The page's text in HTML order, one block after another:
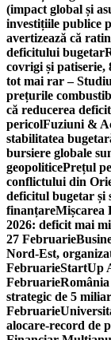
(impact global și
investițiile publice
avertizează că
deficitului bugetar
covrigi și patiserie,
tot mai rar – Studiu
prețurile
că reducerea
pericolFuziuni &
stabilitatea
bursiere globale
geopoliticePrețul
conflictului din
deficitul bugetar și
finanțareMișcarea
2026: deficit mai
27 Februarie
Nord-Est,
FebruarieStartUp
Februarie
strategic de 5
Februarie
alocare-record de